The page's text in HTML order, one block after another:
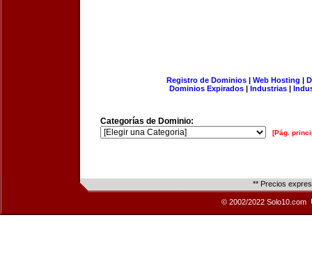
Registro de Dominios| Web Hosting |
Dominios Expirados | Industrias |
Categorías de Dominio:
[Pág.
** Precios
© 2002/2022 Solo10.com